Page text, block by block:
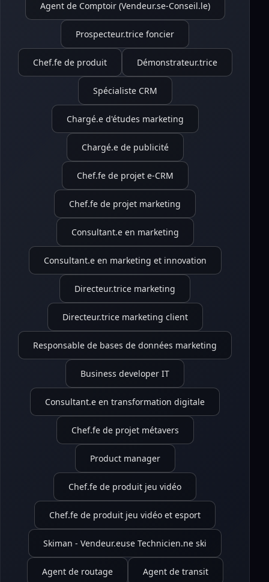
Agent de Comptoir (Vendeur.se-Conseil.le)
Prospecteur.trice foncier
Chef.fe de produit Démonstrateur.trice
Spécialiste CRM
Chargé.e d'études marketing
Chargé.e de publicité
Chef.fe de projet e-CRM
Chef.fe de projet marketing
Consultant.e en marketing
Consultant.e en marketing et innovation
Directeur.trice marketing
Directeur.trice marketing client
Responsable de bases de données marketing
Business developer IT
Consultant.e en transformation digitale
Chef.fe de projet métavers
Product manager
Chef.fe de produit jeu vidéo
Chef.fe de produit jeu vidéo et esport
Skiman - Vendeur.euse Technicien.ne ski
Agent de routage Agent de transit